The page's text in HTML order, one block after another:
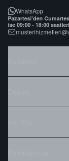
WhatsApp
Pazartesi’den
ise 09:00 - 18:00